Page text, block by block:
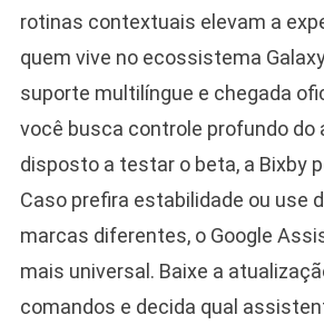
rotinas contextuais elevam a
quem vive no ecossistema
suporte multilíngue e chegada
você busca controle profundo do
disposto a testar o beta, a Bixby
Caso prefira estabilidade ou use
marcas diferentes, o Google
mais universal. Baixe a
comandos e decida qual